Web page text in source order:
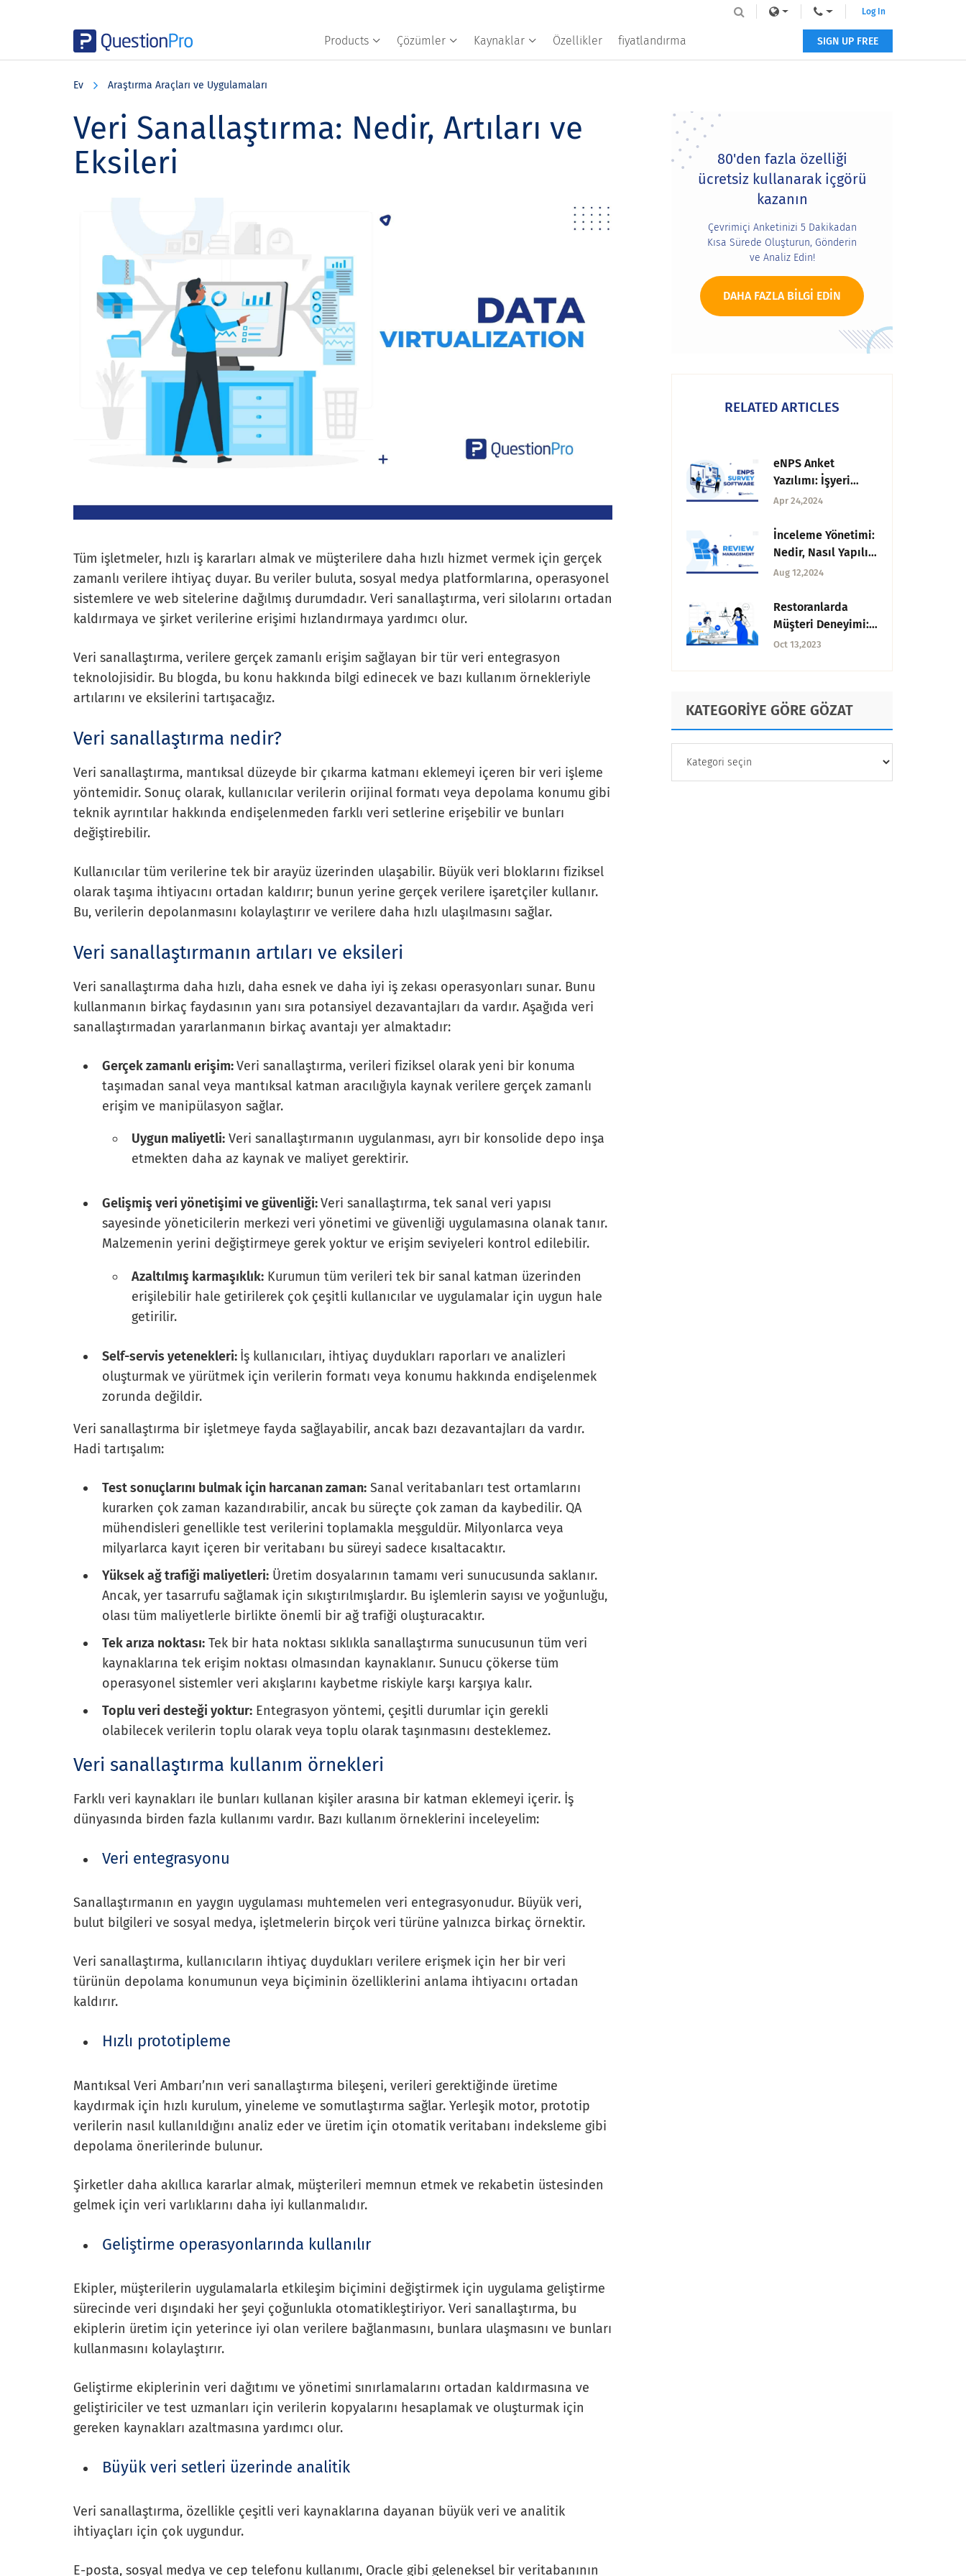
Products Çözümler Kaynaklar Özellikler fiyatlandırma
Log In
SIGN UP FREE
Ev Araştırma Araçları ve Uygulamaları
Veri Sanallaştırma: Nedir, Artıları ve
Eksileri
Tüm işletmeler, hızlı iş kararları almak ve müşterilere daha hızlı hizmet vermek için gerçek
zamanlı verilere ihtiyaç duyar. Bu veriler buluta, sosyal medya platformlarına, operasyonel
sistemlere ve web sitelerine dağılmış durumdadır. Veri sanallaştırma, veri silolarını ortadan
kaldırmaya ve şirket verilerine erişimi hızlandırmaya yardımcı olur.
Veri sanallaştırma, verilere gerçek zamanlı erişim sağlayan bir tür veri entegrasyon
teknolojisidir. Bu blogda, bu konu hakkında bilgi edinecek ve bazı kullanım örnekleriyle
artılarını ve eksilerini tartışacağız.
Veri sanallaştırma nedir?
Veri sanallaştırma, mantıksal düzeyde bir çıkarma katmanı eklemeyi içeren bir veri işleme
yöntemidir. Sonuç olarak, kullanıcılar verilerin orijinal formatı veya depolama konumu gibi
teknik ayrıntılar hakkında endişelenmeden farklı veri setlerine erişebilir ve bunları
değiştirebilir.
Kullanıcılar tüm verilerine tek bir arayüz üzerinden ulaşabilir. Büyük veri bloklarını fiziksel
olarak taşıma ihtiyacını ortadan kaldırır; bunun yerine gerçek verilere işaretçiler kullanır.
Bu, verilerin depolanmasını kolaylaştırır ve verilere daha hızlı ulaşılmasını sağlar.
Veri sanallaştırmanın artıları ve eksileri
Veri sanallaştırma daha hızlı, daha esnek ve daha iyi iş zekası operasyonları sunar. Bunu
kullanmanın birkaç faydasının yanı sıra potansiyel dezavantajları da vardır. Aşağıda veri
sanallaştırmadan yararlanmanın birkaç avantajı yer almaktadır:
Gerçek zamanlı erişim:Veri sanallaştırma, verileri fiziksel olarak yeni bir konuma
taşımadan sanal veya mantıksal katman aracılığıyla kaynak verilere gerçek zamanlı
erişim ve manipülasyon sağlar.
Uygun maliyetli:Veri sanallaştırmanın uygulanması, ayrı bir konsolide depo inşa
etmekten daha az kaynak ve maliyet gerektirir.
Gelişmiş veri yönetişimi ve güvenliği:Veri sanallaştırma, tek sanal veri yapısı
sayesinde yöneticilerin merkezi veri yönetimi ve güvenliği uygulamasına olanak tanır.
Malzemenin yerini değiştirmeye gerek yoktur ve erişim seviyeleri kontrol edilebilir.
Azaltılmış karmaşıklık:Kurumun tüm verileri tek bir sanal katman üzerinden
erişilebilir hale getirilerek çok çeşitli kullanıcılar ve uygulamalar için uygun hale
getirilir.
Self-servis yetenekleri: İş kullanıcıları, ihtiyaç duydukları raporları ve analizleri
oluşturmak ve yürütmek için verilerin formatı veya konumu hakkında endişelenmek
zorunda değildir.
Veri sanallaştırma bir işletmeye fayda sağlayabilir, ancak bazı dezavantajları da vardır.
Hadi tartışalım:
Test sonuçlarını bulmak için harcanan zaman: Sanal veritabanları test ortamlarını
kurarken çok zaman kazandırabilir, ancak bu süreçte çok zaman da kaybedilir. QA
mühendisleri genellikle test verilerini toplamakla meşguldür. Milyonlarca veya
milyarlarca kayıt içeren bir veritabanı bu süreyi sadece kısaltacaktır.
Yüksek ağ trafiği maliyetleri: Üretim dosyalarının tamamı veri sunucusunda saklanır.
Ancak, yer tasarrufu sağlamak için sıkıştırılmışlardır. Bu işlemlerin sayısı ve yoğunluğu,
olası tüm maliyetlerle birlikte önemli bir ağ trafiği oluşturacaktır.
Tek arıza noktası: Tek bir hata noktası sıklıkla sanallaştırma sunucusunun tüm veri
kaynaklarına tek erişim noktası olmasından kaynaklanır. Sunucu çökerse tüm
operasyonel sistemler veri akışlarını kaybetme riskiyle karşı karşıya kalır.
Toplu veri desteği yoktur: Entegrasyon yöntemi, çeşitli durumlar için gerekli
olabilecek verilerin toplu olarak veya toplu olarak taşınmasını desteklemez.
Veri sanallaştırma kullanım örnekleri
Farklı veri kaynakları ile bunları kullanan kişiler arasına bir katman eklemeyi içerir. İş
dünyasında birden fazla kullanımı vardır. Bazı kullanım örneklerini inceleyelim:
Veri entegrasyonu
Sanallaştırmanın en yaygın uygulaması muhtemelen veri entegrasyonudur. Büyük veri,
bulut bilgileri ve sosyal medya, işletmelerin birçok veri türüne yalnızca birkaç örnektir.
Veri sanallaştırma, kullanıcıların ihtiyaç duydukları verilere erişmek için her bir veri
türünün depolama konumunun veya biçiminin özelliklerini anlama ihtiyacını ortadan
kaldırır.
Hızlı prototipleme
Mantıksal Veri Ambarı’nın veri sanallaştırma bileşeni, verileri gerektiğinde üretime
kaydırmak için hızlı kurulum, yineleme ve somutlaştırma sağlar. Yerleşik motor, prototip
verilerin nasıl kullanıldığını analiz eder ve üretim için otomatik veritabanı indeksleme gibi
depolama önerilerinde bulunur.
Şirketler daha akıllıca kararlar almak, müşterileri memnun etmek ve rekabetin üstesinden
gelmek için veri varlıklarını daha iyi kullanmalıdır.
Geliştirme operasyonlarında kullanılır
Ekipler, müşterilerin uygulamalarla etkileşim biçimini değiştirmek için uygulama geliştirme
sürecinde veri dışındaki her şeyi çoğunlukla otomatikleştiriyor. Veri sanallaştırma, bu
ekiplerin üretim için yeterince iyi olan verilere bağlanmasını, bunlara ulaşmasını ve bunları
kullanmasını kolaylaştırır.
Geliştirme ekiplerinin veri dağıtımı ve yönetimi sınırlamalarını ortadan kaldırmasına ve
geliştiriciler ve test uzmanları için verilerin kopyalarını hesaplamak ve oluşturmak için
gereken kaynakları azaltmasına yardımcı olur.
Büyük veri setleri üzerinde analitik
Veri sanallaştırma, özellikle çeşitli veri kaynaklarına dayanan büyük veri ve analitik
ihtiyaçları için çok uygundur.
E-posta, sosyal medya ve cep telefonu kullanımı, Oracle gibi geleneksel bir veritabanının
Primary
Sidebar80'den fazla özelliği
ücretsiz kullanarak içgörü
kazanın
Çevrimiçi Anketinizi 5 Dakikadan
Kısa Sürede Oluşturun, Gönderin
ve Analiz Edin!
DAHA FAZLA BILGI EDIN
RELATED ARTICLES
eNPS Anket
Yazılımı: İşyeri
Dinamiklerinde
Apr 24,2024
İnceleme Yönetimi:
Nedir, Nasıl Yapılır
ve Yazılım
Aug 12,2024
Restoranlarda
Müşteri Deneyimi:
Nedir + Ücretsiz
Oct 13,2023
KATEGORİYE GÖRE GÖZAT
GÖRE
GÖZAT